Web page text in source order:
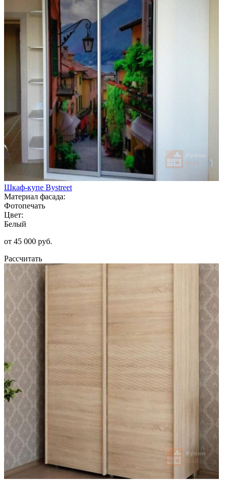
Шкаф-купе Bystreet
Материал фасада:
Фотопечать
Цвет:
Белый
от 45 000 руб.
Рассчитать